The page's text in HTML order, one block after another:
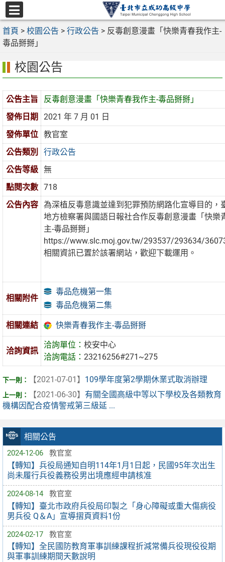
跳
至
主
要
區
選
單
首頁 > 校園公告 > 行政公告 > 反毒創意漫畫「快樂青春我作主-
毒品掰掰」
相關公告
2024-12-06 教官室
【轉知】兵役局通知自明114年1月1日起，民國95年次出生
尚未履行兵役義務役男出境應經申請核准
2024-08-14 教官室
【轉知】臺北市政府兵役局印製之「身心障礙或重大傷病役
男兵役 Q＆A」宣導摺頁資料1份
2024-02-17 教官室
【轉知】全民國防教育軍事訓練課程折減常備兵役現役役期
與軍事訓練期間天數說明
校園公告
公告主旨
反毒創意漫畫「快樂青春我作主-毒品掰掰」
發佈日期
2021 年 7 月 01 日
發佈單位
教官室
公告類別
行政公告
公告等級
無
點閱次數
718
公告內容
為深植反毒意識並達到犯罪預防網路化宣導目的，
地方檢察署與國語日報社合作反毒創意漫畫「快樂
主-毒品掰掰」
https://www.slc.moj.gov.tw/293537/293634/
相關資訊已置於該署網站，歡迎下載運用。
相關附件
毒品危機第一集
毒品危機第二集
相關連結 快樂青春我作主-毒品掰掰
洽詢資訊
洽詢單位：校安中心
洽詢電話：23216256#271~275
【2021-07-01】 109學年度第2學期休業式取消辦理
【2021-06-30】 有關全國高級中等以下學校及各類教育
機構因配合疫情警戒第三級延 ...